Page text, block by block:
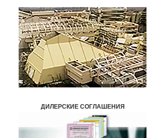
ДИЛЕРСКИЕ СОГЛАШЕНИЯ